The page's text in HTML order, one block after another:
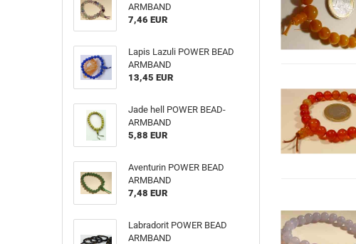
ARMBAND
7,46 EUR
Lapis Lazuli POWER BEAD
ARMBAND
13,45 EUR
Jade hell POWER BEAD-
ARMBAND
5,88 EUR
Aventurin POWER BEAD
ARMBAND
7,48 EUR
Labradorit POWER BEAD
ARMBAND